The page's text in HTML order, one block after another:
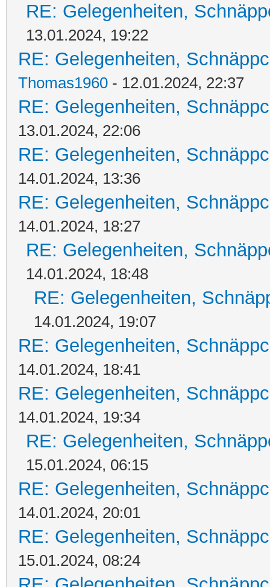
RE: Gelegenheiten,
13.01.2024, 19:22
RE: Gelegenheiten,
Thomas1960 - 12.01.2024, 22:37
RE: Gelegenheiten,
13.01.2024, 22:06
RE: Gelegenheiten,
14.01.2024, 13:36
RE: Gelegenheiten,
14.01.2024, 18:27
RE: Gelegenheiten,
14.01.2024, 18:48
RE: Gelegenheiten,
14.01.2024, 19:07
RE: Gelegenheiten,
14.01.2024, 18:41
RE: Gelegenheiten,
14.01.2024, 19:34
RE: Gelegenheiten,
15.01.2024, 06:15
RE: Gelegenheiten,
14.01.2024, 20:01
RE: Gelegenheiten,
15.01.2024, 08:24